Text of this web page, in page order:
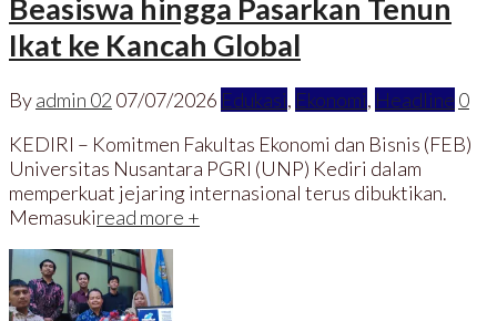
Beasiswa hingga Pasarkan Tenun
Ikat ke Kancah Global
Byadmin 02 07/07/2026 Edukasi, Ekonomi, Headline 0
KEDIRI – Komitmen Fakultas Ekonomi dan Bisnis (FEB)
Universitas Nusantara PGRI (UNP) Kediri dalam
memperkuat jejaring internasional terus dibuktikan.
Memasukiread more +